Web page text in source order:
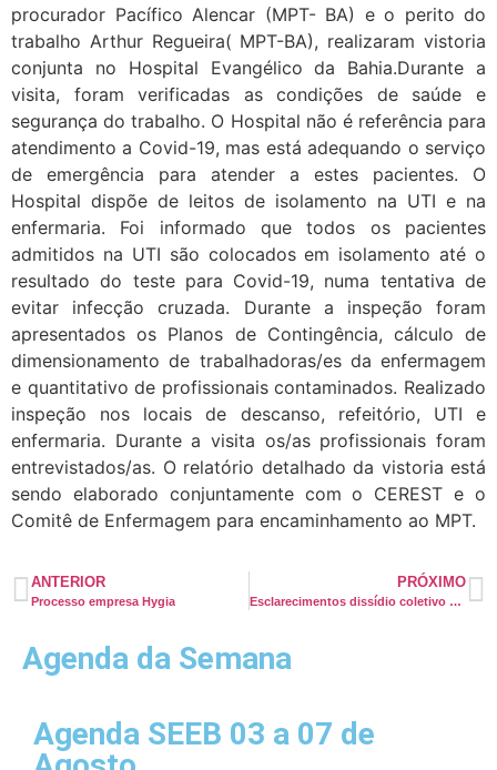
procurador Pacífico Alencar (MPT- BA) e o perito do
trabalho Arthur Regueira( MPT-BA), realizaram vistoria
conjunta no Hospital Evangélico da Bahia.Durante a
visita, foram verificadas as condições de saúde e
segurança do trabalho. O Hospital não é referência para
atendimento a Covid-19, mas está adequando o serviço
de emergência para atender a estes pacientes. O
Hospital dispõe de leitos de isolamento na UTI e na
enfermaria. Foi informado que todos os pacientes
admitidos na UTI são colocados em isolamento até o
resultado do teste para Covid-19, numa tentativa de
evitar infecção cruzada. Durante a inspeção foram
apresentados os Planos de Contingência, cálculo de
dimensionamento de trabalhadoras/es da enfermagem
e quantitativo de profissionais contaminados. Realizado
inspeção nos locais de descanso, refeitório, UTI e
enfermaria. Durante a visita os/as profissionais foram
entrevistados/as. O relatório detalhado da vistoria está
sendo elaborado conjuntamente com o CEREST e o
Comitê de Enfermagem para encaminhamento ao MPT.
ANTERIOR
Processo empresa Hygia
PRÓXIMO
Esclarecimentos dissídio coletivo SEEB x Sindifiba
Agenda da Semana
Agenda SEEB 03 a 07 de